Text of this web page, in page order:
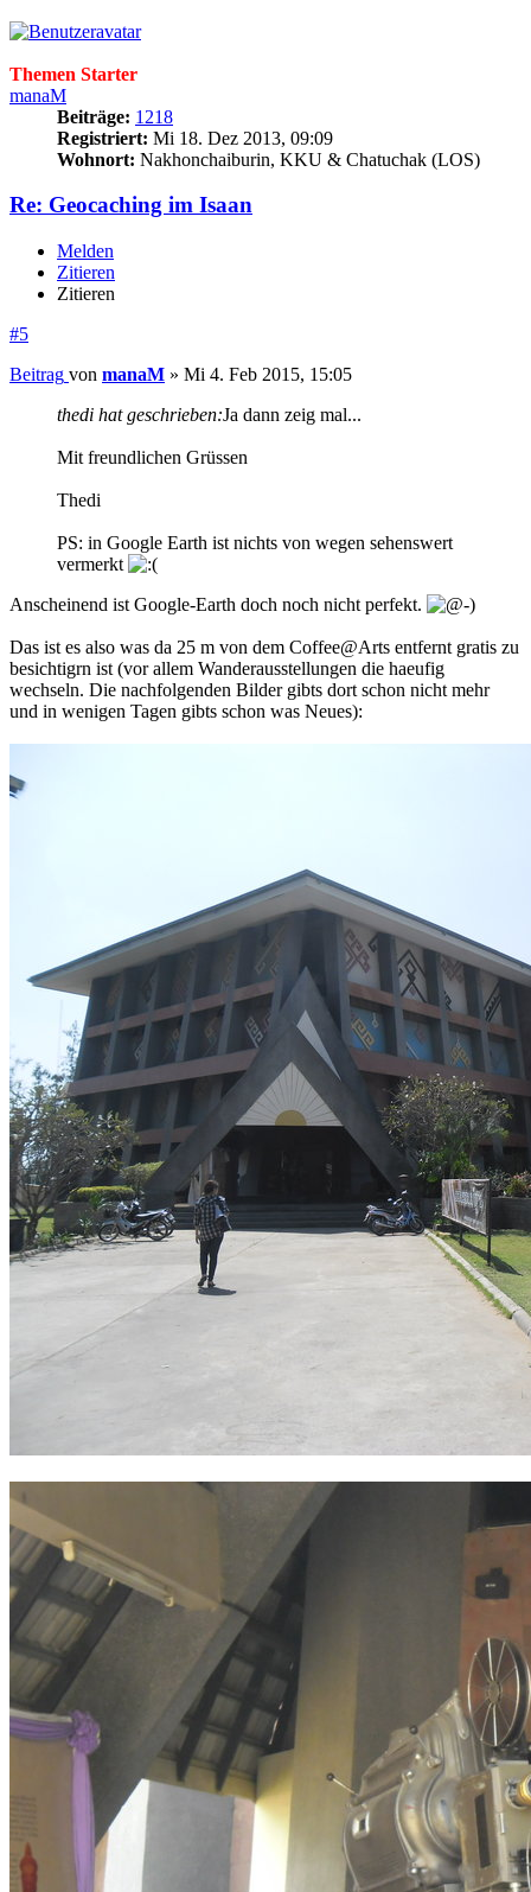
Themen Starter
manaM
Beiträge: 1218
Registriert: Mi 18. Dez 2013, 09:09
Wohnort: Nakhonchaiburin, KKU & Chatuchak (LOS)
Re: Geocaching im Isaan
Melden
Zitieren
Zitieren
#5
Beitrag von manaM » Mi 4. Feb 2015, 15:05
thedi hat geschrieben:Ja dann zeig mal...
Mit freundlichen Grüssen
Thedi
PS: in Google Earth ist nichts von wegen sehenswert
vermerkt
Anscheinend ist Google-Earth doch noch nicht perfekt.
Das ist es also was da 25 m von dem Coffee@Arts entfernt gratis zu
besichtigrn ist (vor allem Wanderausstellungen die haeufig
wechseln. Die nachfolgenden Bilder gibts dort schon nicht mehr
und in wenigen Tagen gibts schon was Neues):